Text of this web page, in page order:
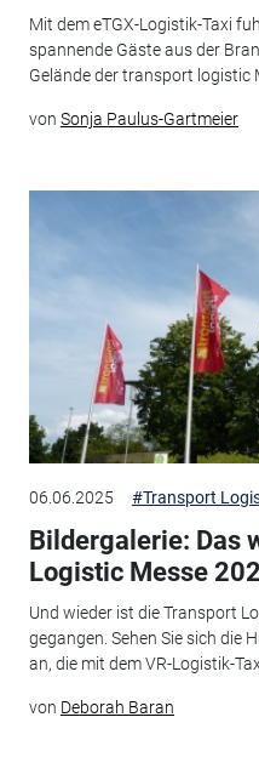
Mit dem eTGX-Logistik-Taxi
spannende Gäste aus der
Gelände der transport logistic
von Sonja Paulus-Gartmeier
06.06.2025 #Transport
Bildergalerie: Das
Logistic Messe
Und wieder ist die Transport
gegangen. Sehen Sie sich die
an, die mit dem VR-Logistik-
von Deborah Baran